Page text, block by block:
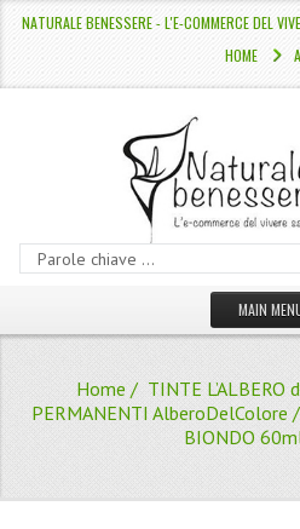
NATURALE BENESSERE - L'E-COMMERCE DEL
HOME
MAIN
CATALOGO
LINEE
Home / TINTE L’ALBERO
PERMANENTI AlberoDelColore
BIONDO